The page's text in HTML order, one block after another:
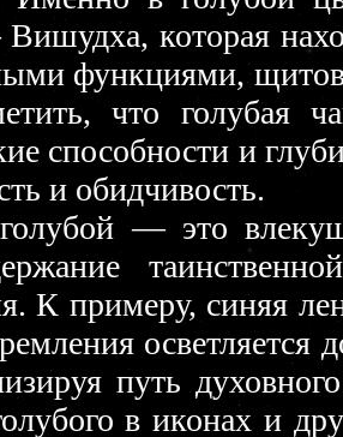
которая
функциями,
что голубая
способности и
и обидчивость.
— это
К примеру, синяя
путь
в иконах и